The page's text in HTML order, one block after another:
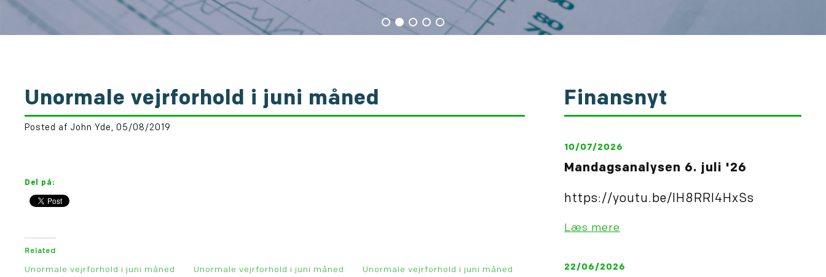
Unormale vejrforhold i juni måned
Posted af John Yde, 05/08/2019
Del på:
Related
Unormale vejrforhold i juni måned
Unormale vejrforhold i juni måned
Unormale vejrforhold i juni måned
Finansnyt
10/07/2026
Mandagsanalysen 6. juli '26
https://youtu.be/IH8RRl4HxSs
Læs mere
22/06/2026